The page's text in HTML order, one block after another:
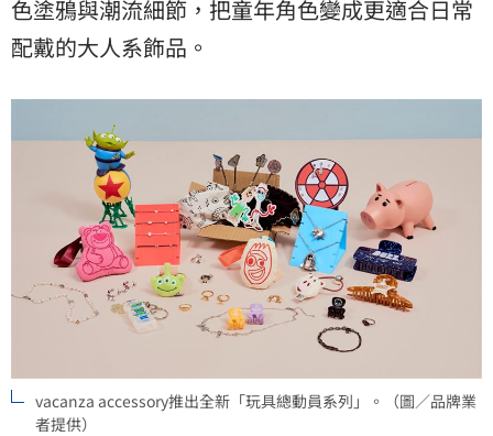
色塗鴉與潮流細節，把童年角色變成更適合日常
配戴的大人系飾品。
vacanza accessory推出全新「玩具總動員系列」。（圖／品牌業
者提供）